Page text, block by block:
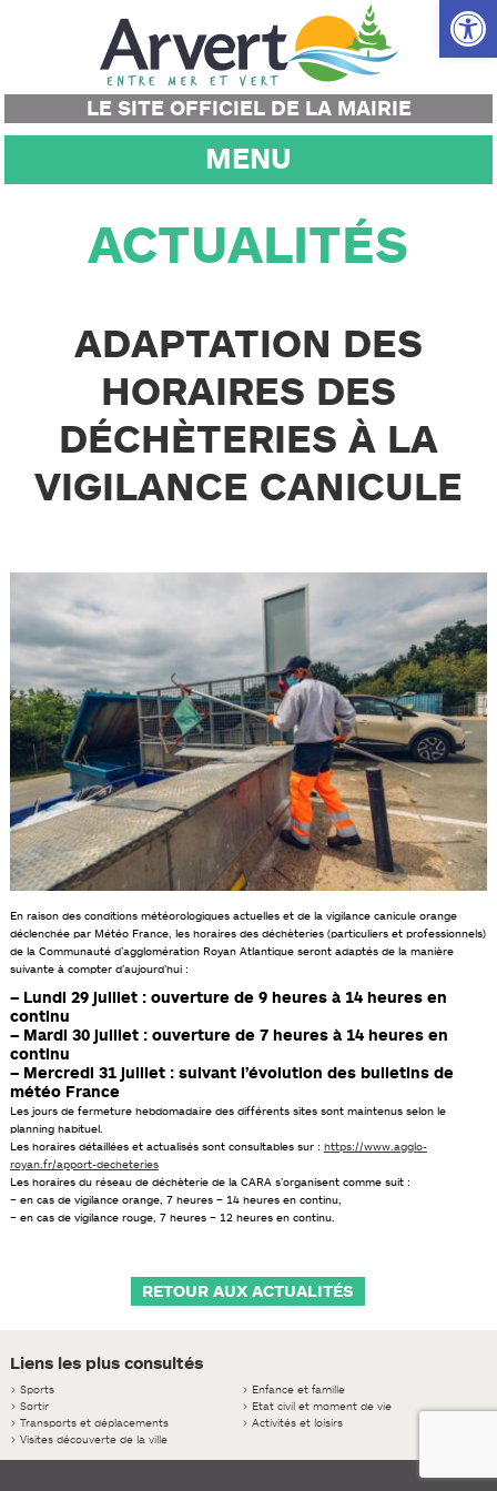
Ouvrir
LE SITE OFFICIEL DE LA MAIRIE
MENU
ACTUALITÉS
ADAPTATION DES
HORAIRES DES
DÉCHÈTERIES À LA
VIGILANCE CANICULE
En raison des conditions météorologiques actuelles et de la vigilance caniculeorange
déclenchée par Météo France, les horaires des déchèteries (particuliers et professionnels)
de la Communauté d’agglomération Royan Atlantique seront adaptés de la manière
suivante à compter d’aujourd’hui :
– Lundi 29 juillet : ouverture de 9 heures à 14 heures en
continu
– Mardi 30juillet : ouverture de 7 heures à 14 heures en
continu
– Mercredi 31 juillet: suivant l’évolution des bulletins de
météo France
Les jours de fermeture hebdomadaire des différents sites sont maintenus selon le
planning habituel.
Les horaires détaillées et actualisés sont consultables sur : https://www.agglo-
royan.fr/apport-decheteries
Les horaires du réseau de déchèterie de la CARA s’organisent comme suit :
– en cas de vigilance orange, 7 heures – 14 heures en continu,
– en cas de vigilance rouge, 7 heures – 12 heures en continu.
RETOUR AUX ACTUALITÉS
Liens les plus consultés
> Sports > Enfance et famille
> Sortir > Etat civil et moment de vie
> Transports et déplacements >Activités et loisirs
> Visites découverte de la ville